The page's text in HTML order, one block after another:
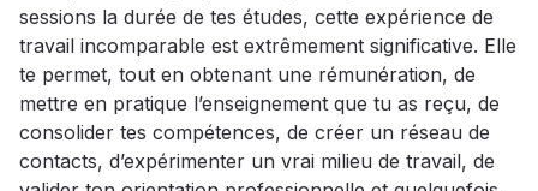
sessions la durée de tes études, cette expérience de
travail incomparable est extrêmement significative. Elle
te permet, tout en obtenant une rémunération, de
mettre en pratique l’enseignement que tu as reçu, de
consolider tes compétences, de créer un réseau de
contacts, d’expérimenter un vrai milieu de travail, de